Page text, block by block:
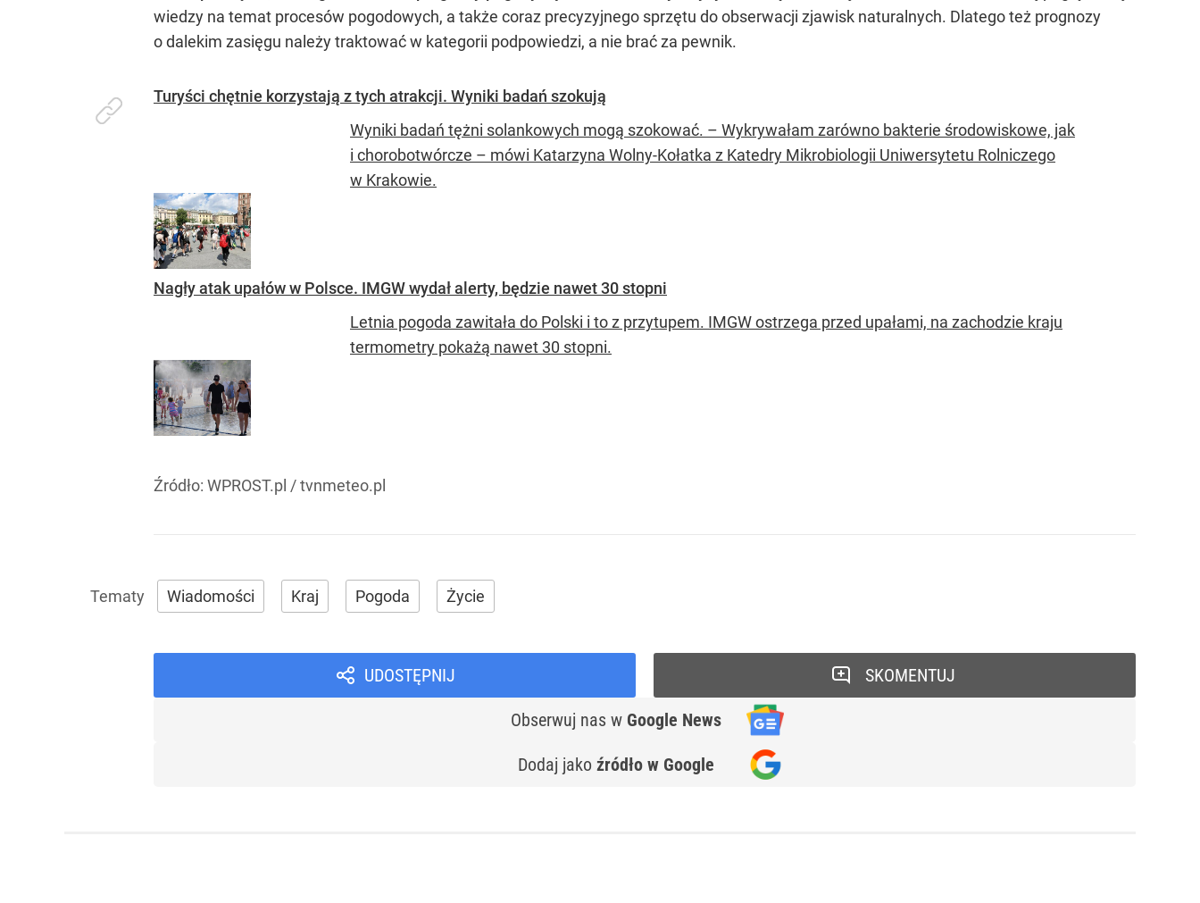
wiedzy na temat procesów pogodowych, a także coraz precyzyjnego sprzętu do obserwacji zjawisk naturalnych. Dlatego też prognozy
o dalekim zasięgu należy traktować w kategorii podpowiedzi, a nie brać za pewnik.
Turyści chętnie korzystają z tych atrakcji. Wyniki badań szokują
Wyniki badań tężni solankowych mogą szokować. – Wykrywałam zarówno bakterie środowiskowe, jak
i chorobotwórcze – mówi Katarzyna Wolny-Kołatka z Katedry Mikrobiologii Uniwersytetu Rolniczego
w Krakowie.
Nagły atak upałów w Polsce. IMGW wydał alerty, będzie nawet 30 stopni
Letnia pogoda zawitała do Polski i to z przytupem. IMGW ostrzega przed upałami, na zachodzie kraju
termometry pokażą nawet 30 stopni.
Źródło: WPROST.pl /tvnmeteo.pl
Wiadomości Kraj Pogoda Życie
UDOSTĘPNIJ
Obserwuj nas w Google News
Dodaj jako źródło w Google
SKOMENTUJ